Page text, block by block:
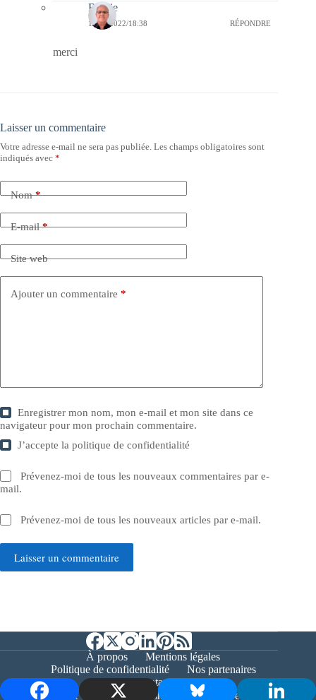
Bernie
18/05/2022/18:38 RÉPONDRE
merci
Laisser un commentaire
Votre adresse e-mail ne sera pas publiée. Les champs obligatoires sont
indiqués avec *
Nom*
E-mail*
Site web
Ajouter un commentaire *
Enregistrer mon nom, mon e-mail et mon site dans ce
navigateur pour mon prochain commentaire.
J’accepte lapolitique de confidentialité
Prévenez-moi de tous les nouveaux commentaires par e-
mail.
Prévenez-moi de tous les nouveaux articles par e-mail.
Laisser un commentaire
À propos
Mentions légales
Politique de confidentialité
Nos partenaires
Contact
Copyright © 2026 - Bernieshoot.fr Journal Web